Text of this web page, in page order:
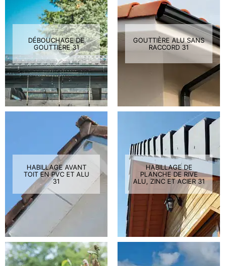
DÉBOUCHAGE DE
GOUTTIÈRE 31
GOUTTIÈRE ALU SANS
RACCORD 31
HABILLAGE AVANT
TOIT EN PVC ET ALU
31
HABILLAGE DE
PLANCHE DE RIVE
ALU, ZINC ET ACIER 31